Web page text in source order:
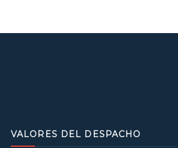
VALORES DEL DESPACHO